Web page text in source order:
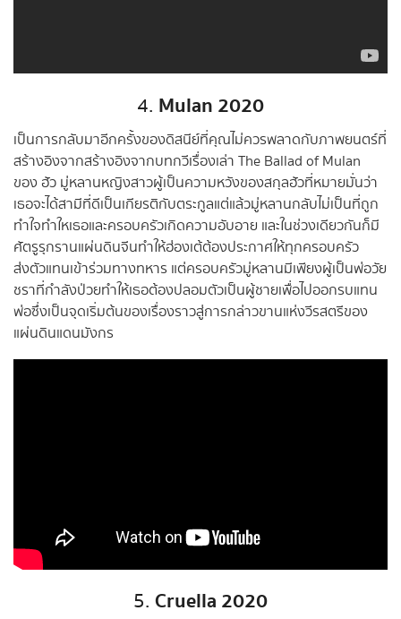
4. Mulan 2020
เป็นการกลับมาอีกครั้งของดิสนีย์ที่คุณไม่ควรพลาดกับภาพยนตร์ที่
สร้างอิงจากสร้างอิงจากบทกวีเรื่องเล่า The Ballad of Mulan
ของ ฮัว มู่หลานหญิงสาวผู้เป็นความหวังของสกุลฮัวที่หมายมั่นว่า
เธอจะได้สามีที่ดีเป็นเกียรติกับตระกูลแต่แล้วมู่หลานกลับไม่เป็นที่ถูก
ทำใจทำใหเธอและครอบครัวเกิดความอับอาย และในช่วงเดียวกันก็มี
ศัตรูรุกรานแผ่นดินจีนทำให้ฮ่องเต้ต้องประกาศให้ทุกครอบครัว
ส่งตัวแทนเข้าร่วมทางทหาร แต่ครอบครัวมู่หลานมีเพียงผู้เป็นพ่อวัย
ชราที่กำลังป่วยทำให้เธอต้องปลอมตัวเป็นผู้ชายเพื่อไปออกรบแทน
พ่อซึ่งเป็นจุดเริ่มต้นของเรื่องราวสู่การกล่าวขานแห่งวีรสตรีของ
แผ่นดินแดนมังกร
5. Cruella 2020